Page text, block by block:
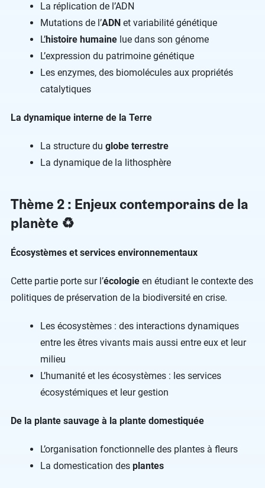
La réplication de l’ADN
Mutations de l’ADN et variabilité génétique
L’histoire humaine lue dans son génome
L’expression du patrimoine génétique
Les enzymes, des biomolécules aux propriétés
catalytiques
La dynamique interne de la Terre
La structure du globe terrestre
La dynamique de la lithosphère
Thème 2 : Enjeux contemporains de la
planète ♻️
Écosystèmes et services environnementaux
Cette partie porte sur l’écologie en étudiant le contexte des
politiques de préservation de la biodiversité en crise.
Les écosystèmes : des interactions dynamiques
entre les êtres vivants mais aussi entre eux et leur
milieu
L’humanité et les écosystèmes : les services
écosystémiques et leur gestion
De la plante sauvage à la plante domestiquée
L’organisation fonctionnelle des plantes à fleurs
La domestication des plantes